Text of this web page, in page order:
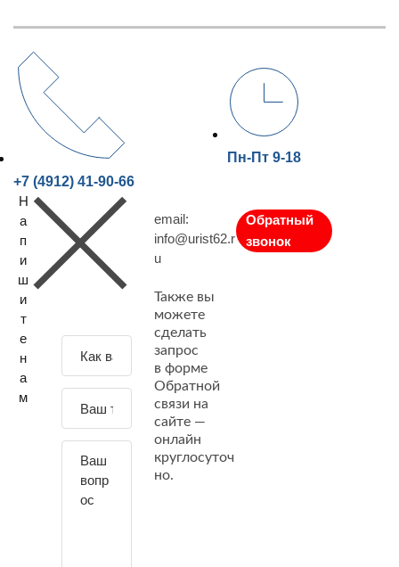
+7 (4912) 41-90-66
Пн-Пт 9-18
Н
а
п
и
ш
и
т
е
н
а
м
email:
info@urist62.r
u
Также вы
можете
сделать
запрос
в форме
Обратной
связи на
сайте —
онлайн
круглосуточ
но.
Обратный
звонок